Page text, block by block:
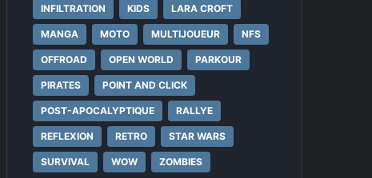
INFILTRATION KIDS LARA CROFT
MANGA MOTO MULTIJOUEUR NFS
OFFROAD OPEN WORLD PARKOUR
PIRATES POINT AND CLICK
POST-APOCALYPTIQUE RALLYE
REFLEXION RETRO STAR WARS
SURVIVAL WOW ZOMBIES